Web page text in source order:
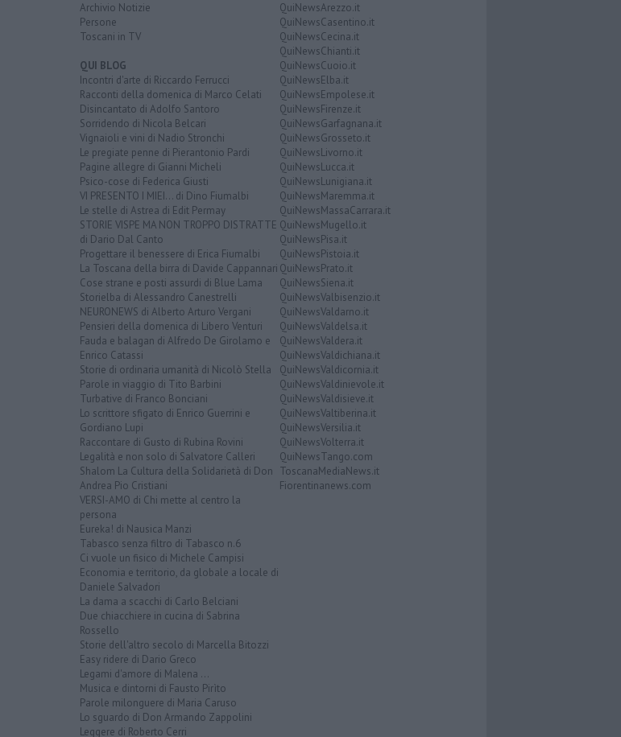
Archivio Notizie
Persone
Toscani in TV
QUI BLOG
Incontri d'arte di Riccardo Ferrucci
Racconti della domenica di Marco Celati
Disincantato di Adolfo Santoro
Sorridendo di Nicola Belcari
Vignaioli e vini di Nadio Stronchi
Le pregiate penne di Pierantonio Pardi
Pagine allegre di Gianni Micheli
Psico-cose di Federica Giusti
VI PRESENTO I MIEI... di Dino Fiumalbi
Le stelle di Astrea di Edit Permay
STORIE VISPE MA NON TROPPO DISTRATTE
di Dario Dal Canto
Progettare il benessere di Erica Fiumalbi
La Toscana della birra di Davide Cappannari
Cose strane e posti assurdi di Blue Lama
Storielba di Alessandro Canestrelli
NEURONEWS di Alberto Arturo Vergani
Pensieri della domenica di Libero Venturi
Fauda e balagan di Alfredo De Girolamo e
Enrico Catassi
Storie di ordinaria umanità di Nicolò Stella
Parole in viaggio di Tito Barbini
Turbative di Franco Bonciani
Lo scrittore sfigato di Enrico Guerrini e
Gordiano Lupi
Raccontare di Gusto di Rubina Rovini
Legalità e non solo di Salvatore Calleri
Shalom La Cultura della Solidarietà di Don
Andrea Pio Cristiani
VERSI-AMO di Chi mette al centro la
persona
Eureka! di Nausica Manzi
Tabasco senza filtro di Tabasco n.6
Ci vuole un fisico di Michele Campisi
Economia e territorio, da globale a locale di
Daniele Salvadori
La dama a scacchi di Carlo Belciani
Due chiacchiere in cucina di Sabrina
Rossello
Storie dell'altro secolo di Marcella Bitozzi
Easy ridere di Dario Greco
Legami d'amore di Malena ...
Musica e dintorni di Fausto Pirìto
Parole milonguere di Maria Caruso
Lo sguardo di Don Armando Zappolini
Leggere di Roberto Cerri
QuiNewsArezzo.it
QuiNewsCasentino.it
QuiNewsCecina.it
QuiNewsChianti.it
QuiNewsCuoio.it
QuiNewsElba.it
QuiNewsEmpolese.it
QuiNewsFirenze.it
QuiNewsGarfagnana.it
QuiNewsGrosseto.it
QuiNewsLivorno.it
QuiNewsLucca.it
QuiNewsLunigiana.it
QuiNewsMaremma.it
QuiNewsMassaCarrara.it
QuiNewsMugello.it
QuiNewsPisa.it
QuiNewsPistoia.it
QuiNewsPrato.it
QuiNewsSiena.it
QuiNewsValbisenzio.it
QuiNewsValdarno.it
QuiNewsValdelsa.it
QuiNewsValdera.it
QuiNewsValdichiana.it
QuiNewsValdicornia.it
QuiNewsValdinievole.it
QuiNewsValdisieve.it
QuiNewsValtiberina.it
QuiNewsVersilia.it
QuiNewsVolterra.it
QuiNewsTango.com
ToscanaMediaNews.it
Fiorentinanews.com